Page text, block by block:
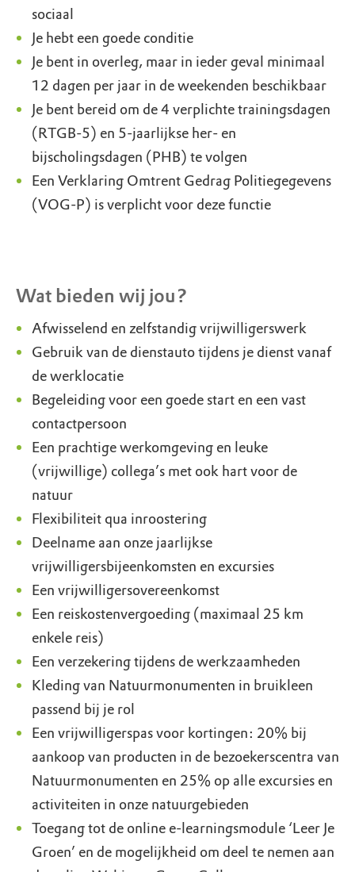
sociaal
Je hebt een goede conditie
Je bent in overleg, maar in ieder geval minimaal
12 dagen per jaar in de weekenden beschikbaar
Je bent bereid om de 4 verplichte trainingsdagen
(RTGB-5) en 5-jaarlijkse her- en
bijscholingsdagen (PHB) te volgen
Een Verklaring Omtrent Gedrag Politiegegevens
(VOG-P) is verplicht voor deze functie
Wat bieden wij jou?
Afwisselend en zelfstandig vrijwilligerswerk
Gebruik van de dienstauto tijdens je dienst vanaf
de werklocatie
Begeleiding voor een goede start en een vast
contactpersoon
Een prachtige werkomgeving en leuke
(vrijwillige) collega’s met ook hart voor de
natuur
Flexibiliteit qua inroostering
Deelname aan onze jaarlijkse
vrijwilligersbijeenkomsten en excursies
Een vrijwilligersovereenkomst
Een reiskostenvergoeding (maximaal 25 km
enkele reis)
Een verzekering tijdens de werkzaamheden
Kleding van Natuurmonumenten in bruikleen
passend bij je rol
Een vrijwilligerspas voor kortingen: 20% bij
aankoop van producten in de bezoekerscentra van
Natuurmonumenten en 25% op alle excursies en
activiteiten in onze natuurgebieden
Toegang tot de online e-learningsmodule ‘Leer Je
Groen’ en de mogelijkheid om deel te nemen aan